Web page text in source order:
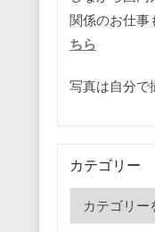
関係のお仕事
ちら
写真は自分
カテゴリー
テ